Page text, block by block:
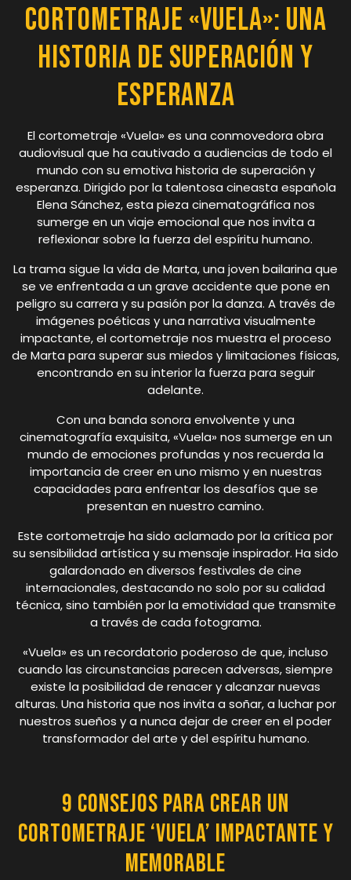
Cortometraje «Vuela»: Una
Historia de Superación y
Esperanza
El cortometraje «Vuela» es una conmovedora obra
audiovisual que ha cautivado a audiencias de todo el
mundo con su emotiva historia de superación y
esperanza. Dirigido por la talentosa cineasta española
Elena Sánchez, esta pieza cinematográfica nos
sumerge en un viaje emocional que nos invita a
reflexionar sobre la fuerza del espíritu humano.
La trama sigue la vida de Marta, una joven bailarina que
se ve enfrentada a un grave accidente que pone en
peligro su carrera y su pasión por la danza. A través de
imágenes poéticas y una narrativa visualmente
impactante, el cortometraje nos muestra el proceso
de Marta para superar sus miedos y limitaciones físicas,
encontrando en su interior la fuerza para seguir
adelante.
Con una banda sonora envolvente y una
cinematografía exquisita, «Vuela» nos sumerge en un
mundo de emociones profundas y nos recuerda la
importancia de creer en uno mismo y en nuestras
capacidades para enfrentar los desafíos que se
presentan en nuestro camino.
Este cortometraje ha sido aclamado por la crítica por
su sensibilidad artística y su mensaje inspirador. Ha sido
galardonado en diversos festivales de cine
internacionales, destacando no solo por su calidad
técnica, sino también por la emotividad que transmite
a través de cada fotograma.
«Vuela» es un recordatorio poderoso de que, incluso
cuando las circunstancias parecen adversas, siempre
existe la posibilidad de renacer y alcanzar nuevas
alturas. Una historia que nos invita a soñar, a luchar por
nuestros sueños y a nunca dejar de creer en el poder
transformador del arte y del espíritu humano.
9 Consejos para Crear un
Cortometraje ‘Vuela’ Impactante y
Memorable